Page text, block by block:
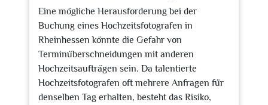
Eine mögliche Herausforderung bei der
Buchung eines Hochzeitsfotografen in
Rheinhessen könnte die Gefahr von
Terminüberschneidungen mit anderen
Hochzeitsaufträgen sein. Da talentierte
Hochzeitsfotografen oft mehrere Anfragen für
denselben Tag erhalten, besteht das Risiko,